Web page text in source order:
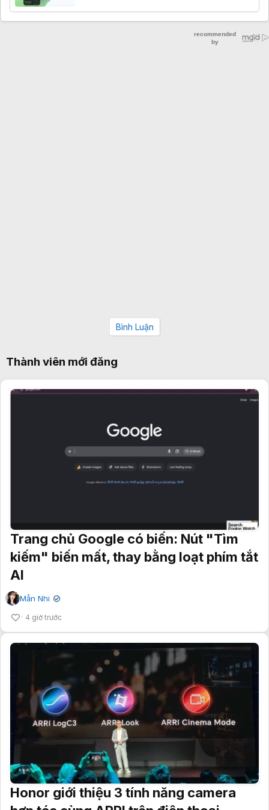
Bình Luận
Thành viên mới đăng
Trang chủ Google có biến: Nút "Tìm
kiếm" biến mất, thay bằng loạt phím tắt
AI
Mẫn Nhi ✔
4 giờ trước
Honor giới thiệu 3 tính năng camera